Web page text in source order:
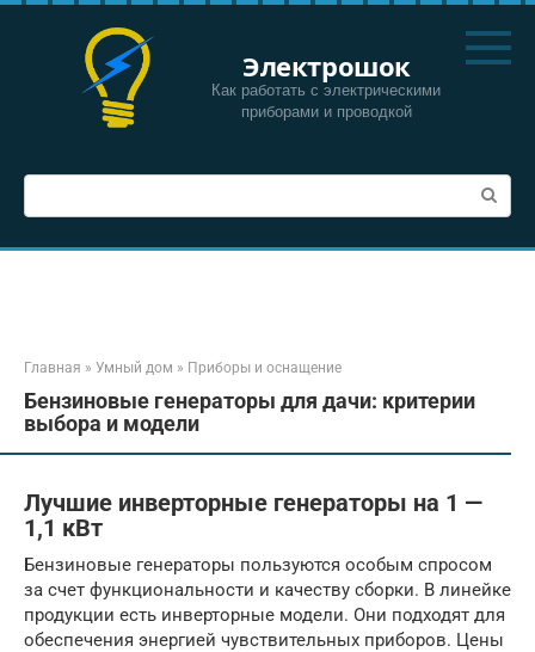
Перейти
Электрошок
Как работать с электрическими
приборами и проводкой
Поиск:
Главная » Умный дом » Приборы и оснащение
Бензиновые генераторы для дачи: критерии
выбора и модели
Лучшие инверторные генераторы на 1 —
1,1 кВт
Бензиновые генераторы пользуются особым спросом
за счет функциональности и качеству сборки. В линейке
продукции есть инверторные модели. Они подходят для
обеспечения энергией чувствительных приборов. Цены